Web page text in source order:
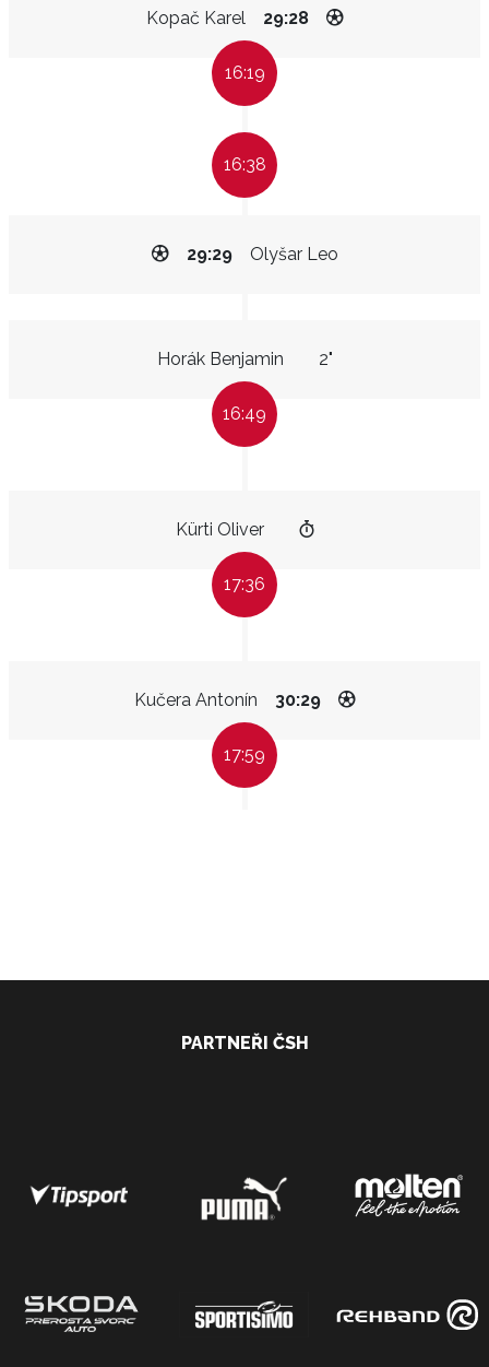
Kopač Karel 29:28
16:19
16:38
Olyšar Leo
29:29
Horák Benjamin 2"
16:49
Kürti Oliver
17:36
Kučera Antonín 30:29
17:59
PARTNEŘI ČSH